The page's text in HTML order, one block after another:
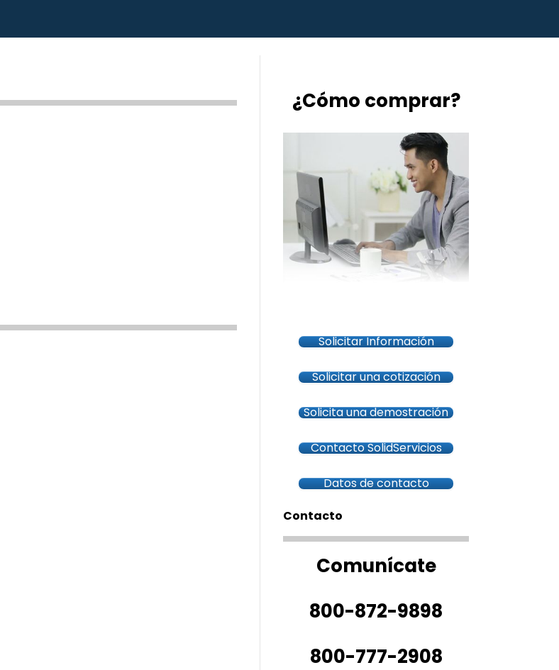
¿Cómo comprar?
Solicitar Información
Solicitar una cotización
Solicita una demostración
Contacto SolidServicios
Datos de contacto
Contacto
Comunícate
800-872-9898
800-777-2908